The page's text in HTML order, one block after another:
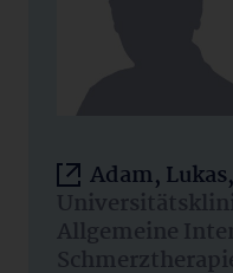
Adam,
Allgemeine